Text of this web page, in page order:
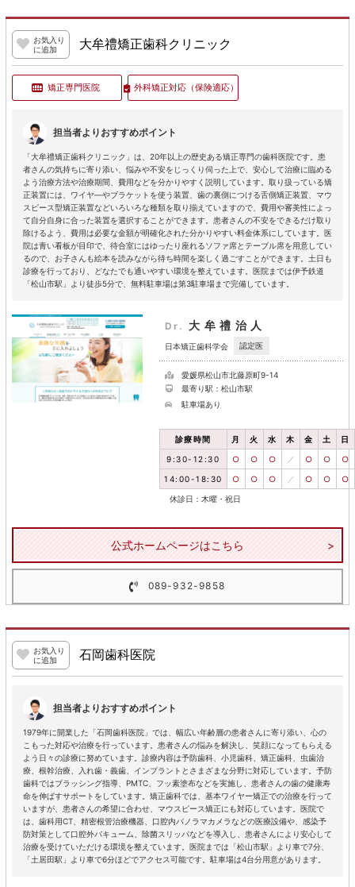
お気入り
に追加
大牟禮矯正歯科クリニック
矯正専門医院 外科矯正対応（保険適応）
担当者よりおすすめポイント
「大牟禮矯正歯科クリニック」は、20年以上の歴史ある矯正専門の歯科医院です。患
者さんの気持ちに寄り添い、悩みや不安をじっくり伺った上で、安心して治療に臨める
よう治療方法や治療期間、費用などを分かりやすく説明しています。取り扱っている矯
正装置には、ワイヤ―やブラケットを使う装置、歯の裏側につける舌側矯正装置、マウ
スピース型矯正装置などいろいろな種類を取り揃えていますので、費用や審美性によっ
て自分自身に合った装置を選択することができます。患者さんの不安をできるだけ取り
除けるよう、費用は必要な金額が明確化された分かりやすい料金体系にしています。医
院は青い看板が目印で、待合室にはゆったり座れるソファ席とテーブル席を用意してい
るので、お子さんも絵本を読みながら待ち時間を楽しく過ごすことができます。土日も
診療を行っており、どなたでも通いやすい環境を整えています。医院までは伊予鉄道
「松山市駅」より徒歩5分で、無料駐車場は第3駐車場まで完備しています。
Dr. 大牟禮治人
日本矯正歯科学会 認定医
愛媛県松山市北藤原町9-14
最寄り駅：松山市駅
駐車場あり
診療時間 月 火 水 木 金 土 日
9:30-12:30 ○ ○ ○ ／ ○ ○ ○
14:00-18:30 ○ ○ ○ ／ ○ ○ ○
休診日：木曜・祝日
公式ホームページはこちら
089-932-9858
お気入り
に追加
石岡歯科医院
担当者よりおすすめポイント
1979年に開業した「石岡歯科医院」では、幅広い年齢層の患者さんに寄り添い、心の
こもった対応や治療を行っています。患者さんの悩みを解決し、笑顔になってもらえる
よう日々の診療に努めています。診療内容は予防歯科、小児歯科、矯正歯科、虫歯治
療、根幹治療、入れ歯・義歯、インプラントとさまざまな分野に対応しています。予防
歯科ではブラッシング指導、PMTC、フッ素塗布などを実施し、患者さんの歯の健康寿
命を伸ばすサポートをしています。矯正歯科では、基本ワイヤー矯正での治療を行って
いますが、患者さんの希望に合わせ、マウスピース矯正にも対応しています。医院で
は、歯科用CT、精密根管治療機器、口腔内パノラマカメラなどの医療設備や、感染予
防対策として口腔外バキューム、除菌スリッパなどを導入し、患者さんにより安心して
治療を受けていただける環境を整えています。医院までは「松山市駅」より車で7分、
「土居田駅」より車で6分ほどでアクセス可能です。駐車場は4台分用意があります。